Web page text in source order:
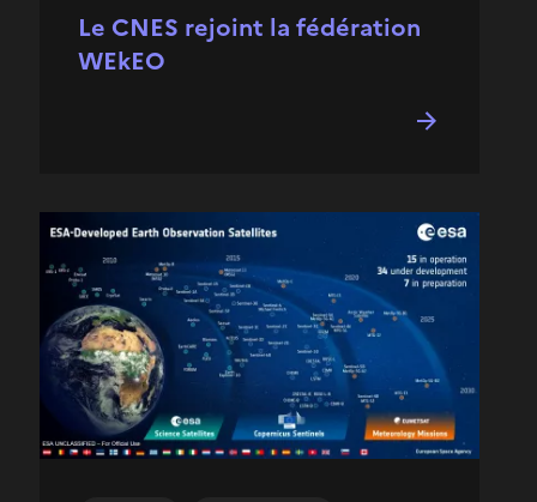
Le CNES rejoint la fédération
WEkEO